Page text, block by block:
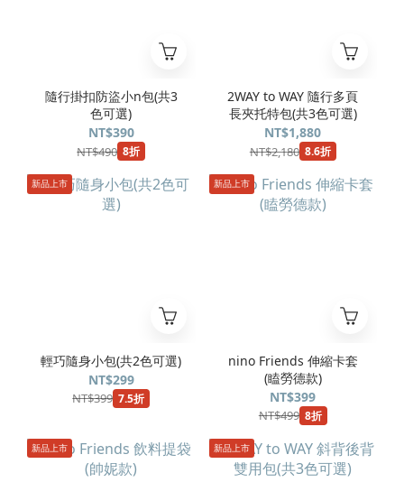
隨行掛扣防盜小n包(共3
色可選)
NT$390
NT$490 8折
2WAY to WAY 隨行多頁
長夾托特包(共3色可選)
NT$1,880
NT$2,180 8.6折
新品上市
輕巧隨身小包(共2色可選)
NT$299
NT$399 7.5折
新品上市
nino Friends 伸縮卡套
(瞌勞德款)
NT$399
NT$499 8折
新品上市 新品上市